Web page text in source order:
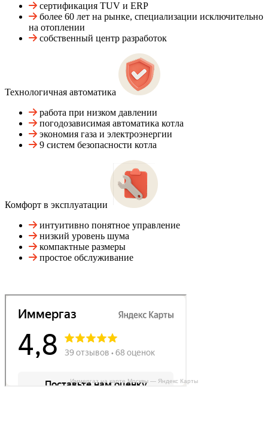
сертификация TUV и ERP
более 60 лет на рынке, специализации исключительно
на отоплении
собственный центр разработок
Технологичная автоматика
работа при низком давлении
погодозависимая автоматика котла
экономия газа и электроэнергии
9 систем безопасности котла
Комфорт в эксплуатации
интуитивно понятное управление
низкий уровень шума
компактные размеры
простое обслуживание
Иммергаз на карте Москвы — Яндекс Карты